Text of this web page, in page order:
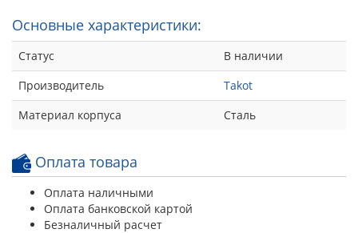
Основные характеристики:
Статус
В наличии
Производитель
Takot
Материал корпуса
Сталь
Оплата товара
Оплата наличными
Оплата банковской картой
Безналичный расчет